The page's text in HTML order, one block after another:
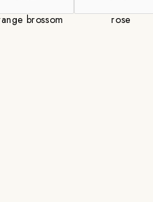
brossom rose